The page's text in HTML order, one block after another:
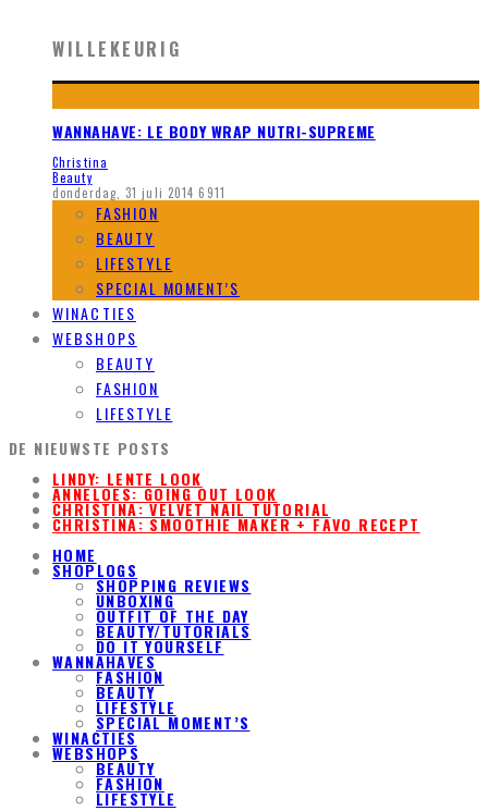
WILLEKEURIG
WANNAHAVE: LE BODY WRAP NUTRI-SUPREME
Christina
Beauty
donderdag, 31 juli 2014 6911
FASHION
BEAUTY
LIFESTYLE
SPECIAL MOMENT’S
WINACTIES
WEBSHOPS
BEAUTY
FASHION
LIFESTYLE
DE NIEUWSTE POSTS
LINDY: LENTE LOOK
ANNELOES: GOING OUT LOOK
CHRISTINA: VELVET NAIL TUTORIAL
CHRISTINA: SMOOTHIE MAKER + FAVO RECEPT
HOME
SHOPLOGS
SHOPPING REVIEWS
UNBOXING
OUTFIT OF THE DAY
BEAUTY/TUTORIALS
DO IT YOURSELF
WANNAHAVES
FASHION
BEAUTY
LIFESTYLE
SPECIAL MOMENT’S
WINACTIES
WEBSHOPS
BEAUTY
FASHION
LIFESTYLE